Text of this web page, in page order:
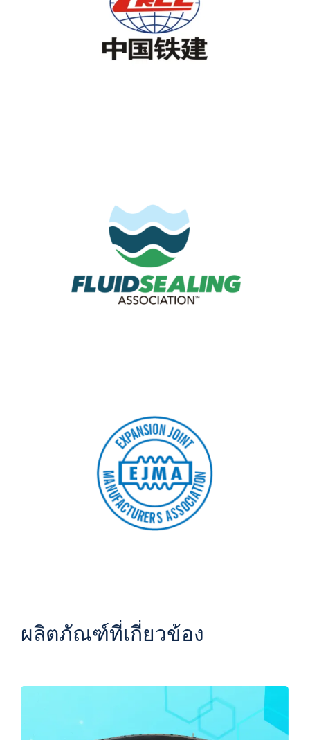
ผลิตภัณฑ์ที่เกี่ยวข้อง